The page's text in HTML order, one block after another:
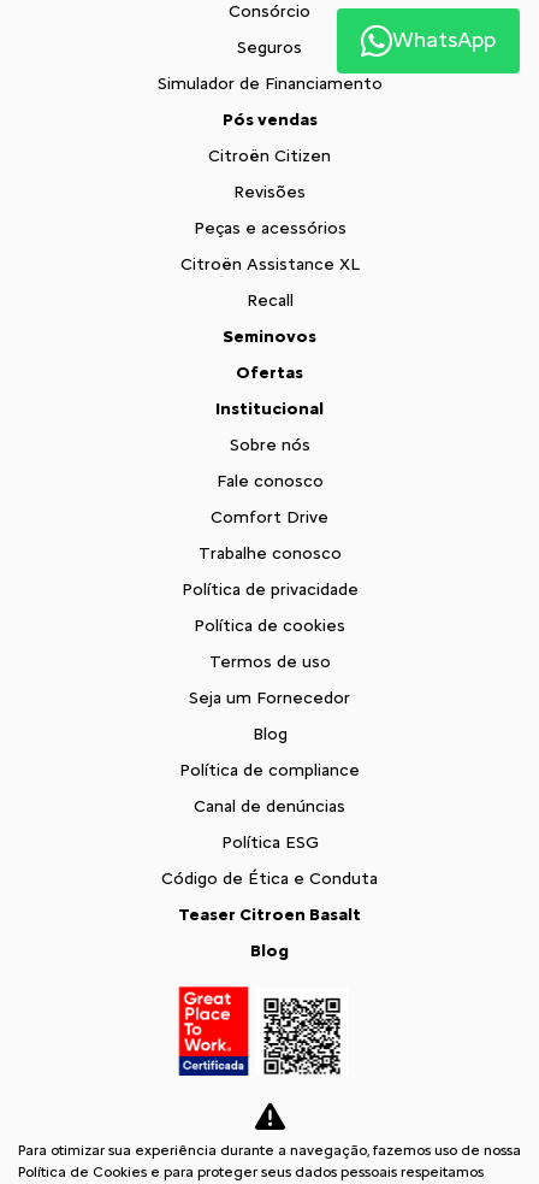
Consórcio
Seguros
Simulador de Financiamento
Pós vendas
Citroën Citizen
Revisões
Peças e acessórios
Citroën Assistance XL
Recall
Seminovos
Ofertas
Institucional
Sobre nós
Fale conosco
Comfort Drive
Trabalhe conosco
Política de privacidade
Política de cookies
Termos de uso
Seja um Fornecedor
Blog
Política de compliance
Canal de denúncias
Política ESG
Código de Ética e Conduta
Teaser Citroen Basalt
Blog
WhatsApp
Para otimizar sua experiência durante a navegação, fazemos uso de nossa
Política de Cookies e para proteger seus dados pessoais respeitamos